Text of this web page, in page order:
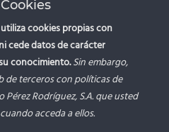
cargo al Fondo NextGenerationEU, en
Trasformación y Resiliencia, para
cookies propias con
cede datos de carácter
conocimiento.Sin embargo,
de terceros con políticas de
Rodríguez, S.A. que usted
acceda a ellos.